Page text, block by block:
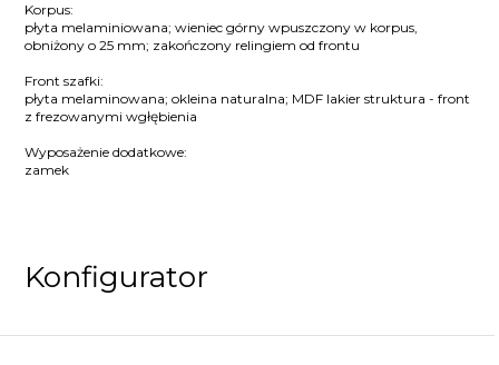
Korpus:
płyta melaminiowana; wieniec górny wpuszczony w korpus,
obniżony o 25 mm; zakończony relingiem od frontu
Front szafki:
płyta melaminowana; okleina naturalna; MDF lakier struktura - front
z frezowanymi wgłębienia
Wyposażenie dodatkowe:
zamek
Konfigurator